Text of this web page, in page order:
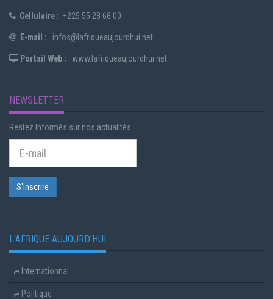
Cellulaire : +225 55 28 68 00
E-mail : infos@lafriqueaujourdhui.net
Portail Web : www.lafriqueaujourdhui.net
NEWSLETTER
Restez Informés sur nos actualités .
L'AFRIQUE AUJOURD'HUI
Internationnal
Politique